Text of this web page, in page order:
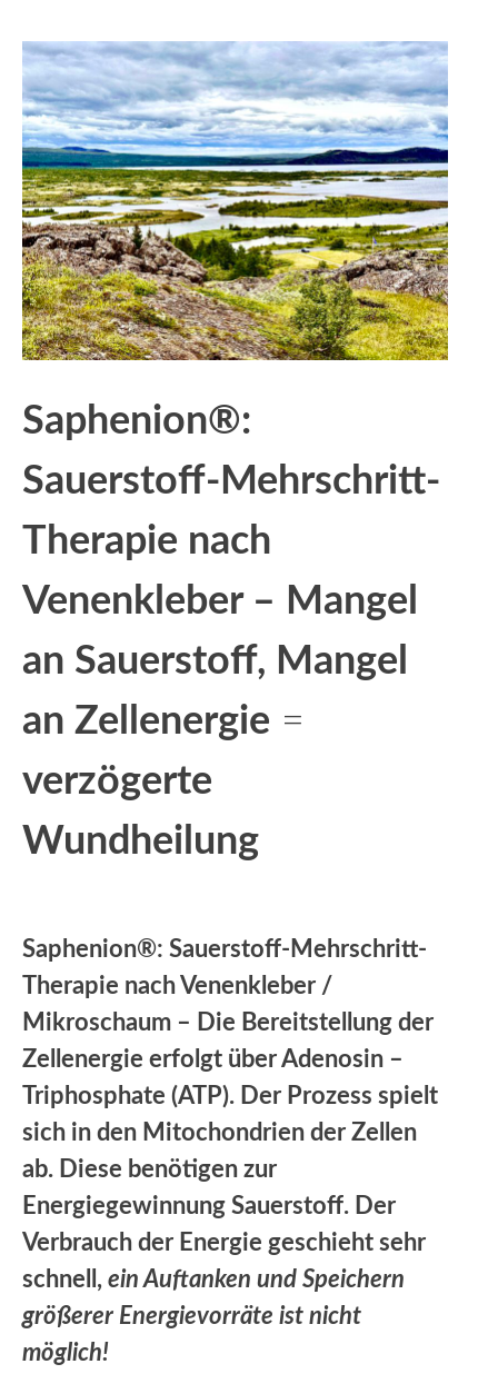
Saphenion®:
Sauerstoff-Mehrschritt-
Therapie nach
Venenkleber – Mangel
an Sauerstoff, Mangel
an Zellenergie =
verzögerte
Wundheilung
Saphenion®: Sauerstoff-Mehrschritt-
Therapie nach Venenkleber /
Mikroschaum – Die Bereitstellung der
Zellenergie erfolgt über Adenosin –
Triphosphate (ATP). Der Prozess spielt
sich in den Mitochondrien der Zellen
ab. Diese benötigen zur
Energiegewinnung Sauerstoff. Der
Verbrauch der Energie geschieht sehr
schnell, ein Auftanken und Speichern
größerer Energievorräte ist nicht
möglich!